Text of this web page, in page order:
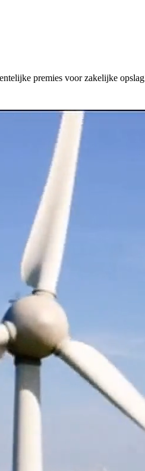
premies voor zakelijke